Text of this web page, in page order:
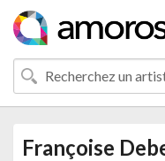
Françoise